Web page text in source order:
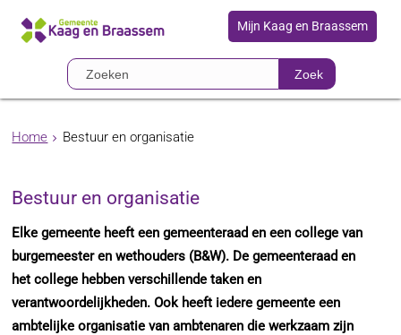
Mijn Kaag en Braassem
Zoek
Home Bestuur en organisatie
Bestuur en organisatie
Elke gemeente heeft een gemeenteraad en een college van
burgemeester en wethouders (B&W). De gemeenteraad en
het college hebben verschillende taken en
verantwoordelijkheden. Ook heeft iedere gemeente een
ambtelijke organisatie van ambtenaren die werkzaam zijn